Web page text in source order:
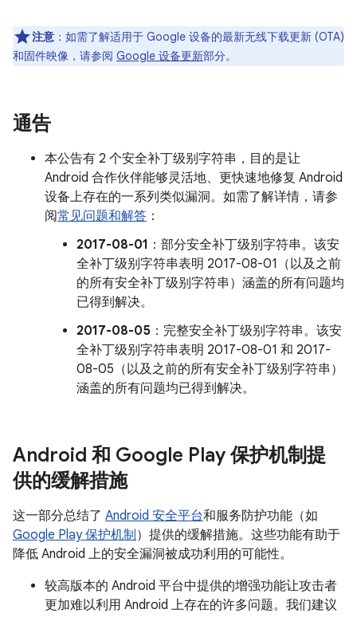
注意 ：如需了解适用于 Google 设备的最新无线下载更新 (OTA)
和固件映像，请参阅 Google 设备更新部分。
通告
本公告有 2 个安全补丁级别字符串，目的是让
Android 合作伙伴能够灵活地、更快速地修复 Android
设备上存在的一系列类似漏洞。如需了解详情，请参
阅常见问题和解答 ：
2017-08-01 ：部分安全补丁级别字符串。该安
全补丁级别字符串表明 2017-08-01（以及之前
的所有安全补丁级别字符串）涵盖的所有问题均
已得到解决。
2017-08-05 ：完整安全补丁级别字符串。该安
全补丁级别字符串表明 2017-08-01 和 2017-
08-05（以及之前的所有安全补丁级别字符串）
涵盖的所有问题均已得到解决。
Android 和 Google Play 保护机制提
供的缓解措施
这一部分总结了 Android 安全平台和服务防护功能（如
Google Play 保护机制 ）提供的缓解措施。这些功能有助于
降低 Android 上的安全漏洞被成功利用的可能性。
较高版本的 Android 平台中提供的增强功能让攻击者
更加难以利用 Android 上存在的许多问题。我们建议